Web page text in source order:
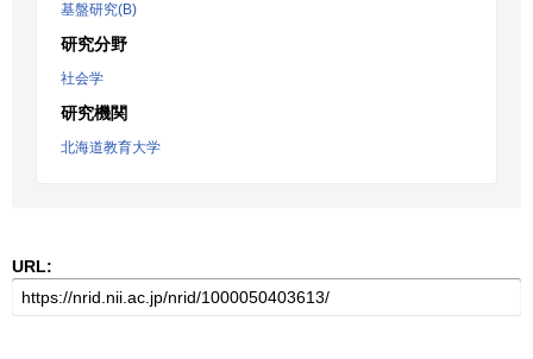
基盤研究(B)
研究分野
社会学
研究機関
北海道教育大学
URL: